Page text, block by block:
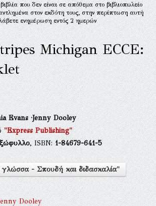
που δεν είναι σε απόθεμα στο βιβλιοπωλείο
στον εκδότη τους, στην περίπτωση αυτή
ενημέρωση εντός 2 ημερών
Michigan ECCE:
Evans·Jenny Dooley
"Express Publishing"
, ISBN:1-84679-641-5
γλώσσα - Σπουδή και διδασκαλία"
Dooley